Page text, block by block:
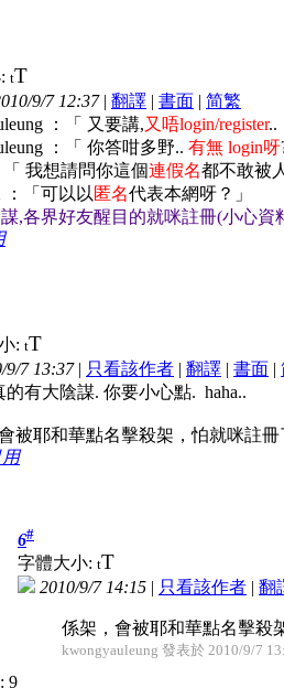
tT
9/7 12:37| 翻譯 | 書面 | 简繁
：「 又要講,又唔login/register..
：「 你答咁多野.. 有無 login呀
「 我想請問你這個連假名都不敢被
：「可以以 匿名代表本網呀？」
,各界好友醒目的就咪註冊(小心資
: tT
9/7 13:37| 只看該作者 | 翻譯 | 書面 |
的有大陰謀. 你要小心點. haha..
被耶和華點名擊殺架，怕就咪註冊
用
6#
字體大小: tT
2010/9/7 14:15 | 只看該作者 | 翻
係架，會被耶和華點名擊殺
kwongyauleung 發表於 2010/9/7